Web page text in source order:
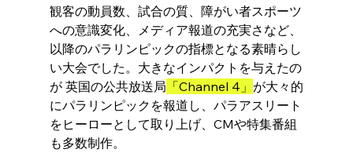
観客の動員数、試合の質、障がい者スポーツ
への意識変化、メディア報道の充実さなど、
以降のパラリンピックの指標となる素晴らし
い大会でした。大きなインパクトを与えたの
が 英国の公共放送局 「Channel 4」 が大々的
にパラリンピックを報道し、パラアスリート
をヒーローとして取り上げ、CMや特集番組
も多数制作。